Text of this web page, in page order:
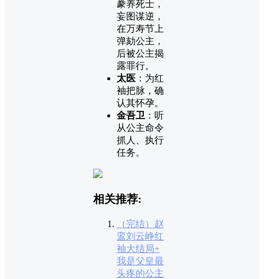
豢养死士，
妄图谋逆，
在万寿节上
弹劾公主，
后被公主揭
露罪行。
太医 ：为红
袖把脉，确
认其怀孕。
金吾卫 ：听
从公主命令
抓人、执行
任务。
相关推荐:
（完结）赵
鸾刘云峥红
袖大结局+
我是父皇最
头疼的公主